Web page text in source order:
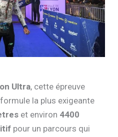
Ultra, cette épreuve
la plus exigeante
et environ 4400
pour un parcours qui